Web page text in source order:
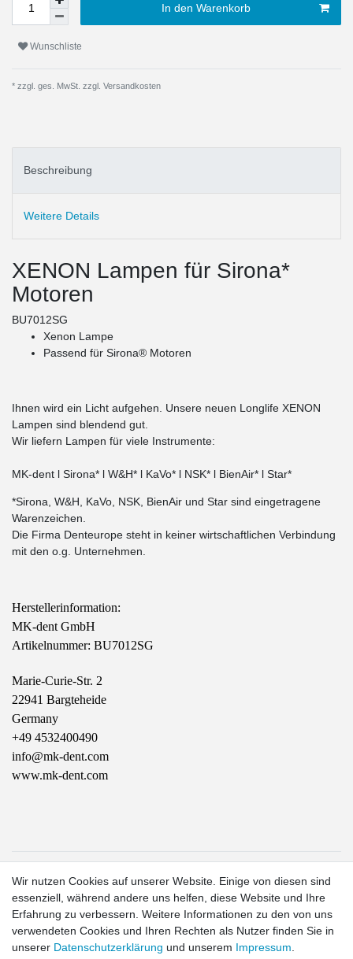
In den Warenkorb
Wunschliste
* zzgl. ges. MwSt. zzgl. Versandkosten
Beschreibung
Weitere Details
XENON Lampen für Sirona*
Motoren
BU7012SG
Xenon Lampe
Passend für Sirona® Motoren
Ihnen wird ein Licht aufgehen. Unsere neuen Longlife XENON
Lampen sind blendend gut.
Wir liefern Lampen für viele Instrumente:
MK-dent l Sirona* l W&H* l KaVo* l NSK* l BienAir* l Star*
*Sirona, W&H, KaVo, NSK, BienAir und Star sind eingetragene
Warenzeichen.
Die Firma Denteurope steht in keiner wirtschaftlichen Verbindung
mit den o.g. Unternehmen.
Herstellerinformation:
MK-dent GmbH
Artikelnummer: BU7012SG
Marie-Curie-Str. 2
22941 Bargteheide
Germany
+49 4532400490
info@mk-dent.com
www.mk-dent.com
1Gilt für Lieferungen in folgendes Land: Deutschland.
Lieferzeiten für andere Länder und Informationen zur
Berechnung des Liefertermins siehe hier:Liefer- und
Zahlungsbedingungen
2exkl. MwSt.
Wir nutzen Cookies auf unserer Website. Einige von diesen sind
essenziell, während andere uns helfen, diese Website und Ihre
Erfahrung zu verbessern. Weitere Informationen zu den von uns
verwendeten Cookies und Ihren Rechten als Nutzer finden Sie in
unserer Daten­schutz­erklärung und unserem Impressum